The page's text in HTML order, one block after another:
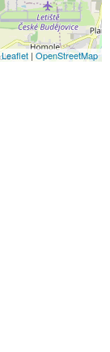
Leaflet | OpenStreetMap